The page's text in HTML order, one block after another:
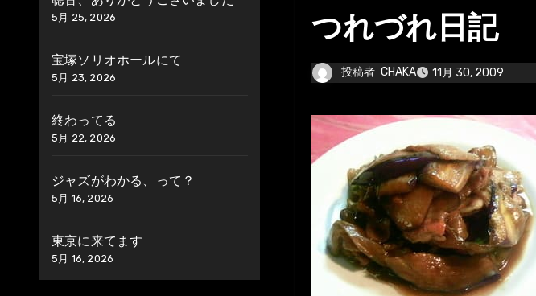
5月 25, 2026
宝塚ソリオホールにて
5月 23, 2026
終わってる
5月 22, 2026
ジャズがわかる、って？
5月 16, 2026
東京に来てます
5月 16, 2026
つれづれ日記
投稿者 CHAKA 11月 30, 2009